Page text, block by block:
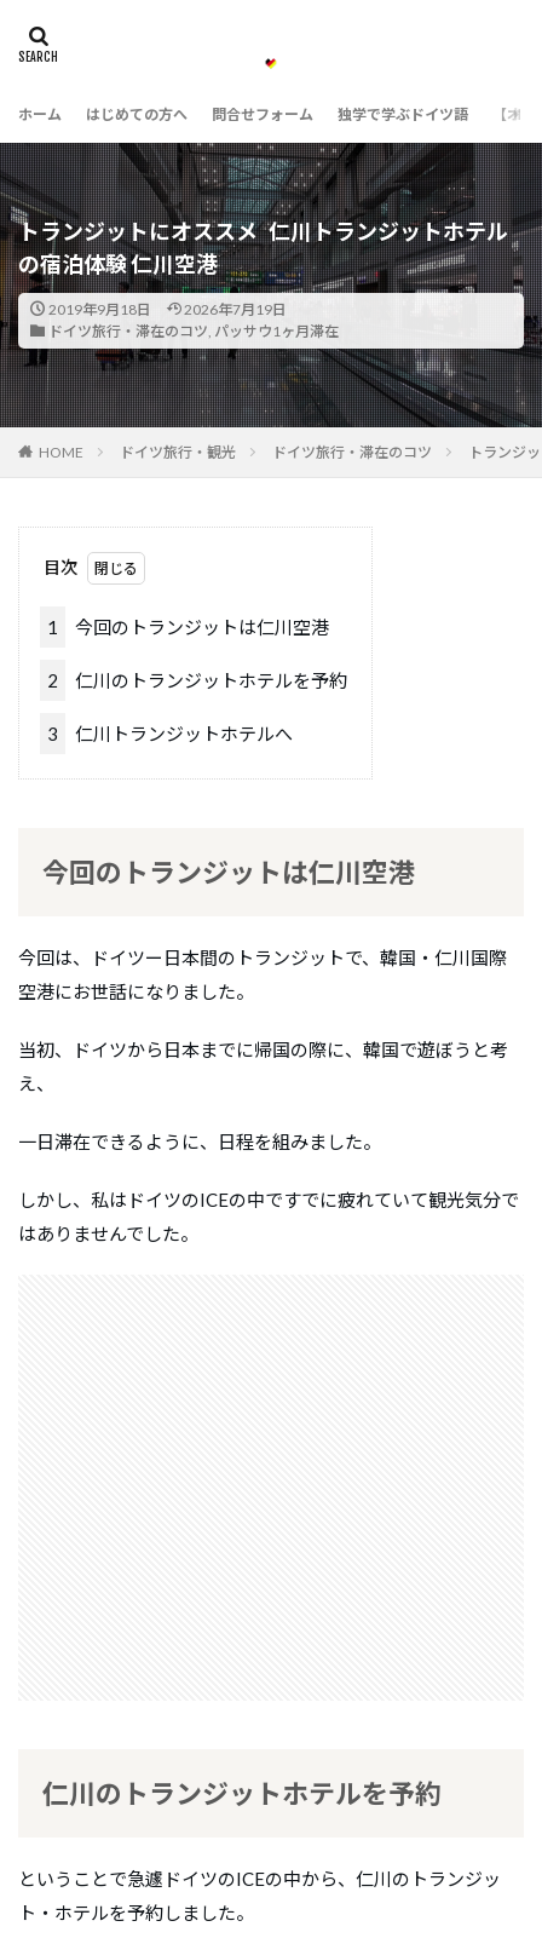
ホーム はじめての方へ 問合せフォーム 独学で学ぶドイツ語 【オ
トランジットにオススメ 仁川トランジットホテル
の宿泊体験 仁川空港
2019年9月18日
2026年7月19日
ドイツ旅行・滞在のコツ, パッサウ1ヶ月滞在
HOME ドイツ旅行・観光 ドイツ旅行・滞在のコツ トランジ
目次
1 今回のトランジットは仁川空港
2 仁川のトランジットホテルを予約
3 仁川トランジットホテルへ
今回のトランジットは仁川空港
今回は、ドイツー日本間のトランジットで、韓国・仁川国際
空港にお世話になりました。
当初、ドイツから日本までに帰国の際に、韓国で遊ぼうと考
え、
一日滞在できるように、日程を組みました。
しかし、私はドイツのICEの中ですでに疲れていて観光気分で
はありませんでした。
仁川のトランジットホテルを予約
ということで急遽ドイツのICEの中から、仁川のトランジッ
ト・ホテルを予約しました。